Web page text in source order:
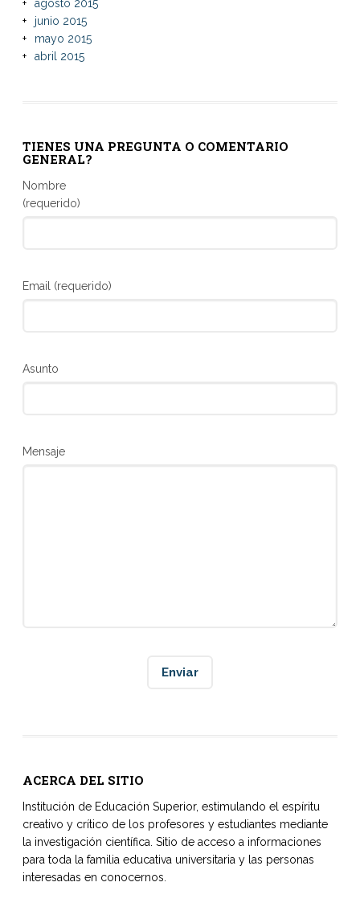
agosto 2015
junio 2015
mayo 2015
abril 2015
TIENES UNA PREGUNTA O COMENTARIO
GENERAL?
Nombre
(requerido)
Email (requerido)
Asunto
Mensaje
ACERCA DEL SITIO
Institución de Educación Superior, estimulando el espíritu
creativo y crítico de los profesores y estudiantes mediante
la investigación científica. Sitio de acceso a informaciones
para toda la familia educativa universitaria y las personas
interesadas en conocernos.